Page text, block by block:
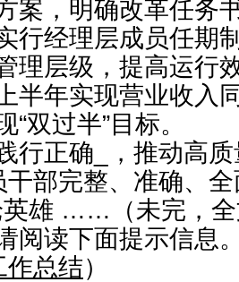
案，明确改革任务
行经理层成员任期
理层级，提高运行
半年实现营业收入
“双过半”目标。
行正确_，推动高
干部完整、准确、
英雄 ……（未完，全
阅读下面提示信息
作总结）